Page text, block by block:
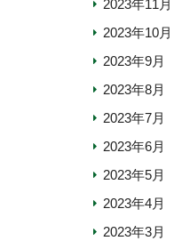
2023年11月
2023年10月
2023年9月
2023年8月
2023年7月
2023年6月
2023年5月
2023年4月
2023年3月